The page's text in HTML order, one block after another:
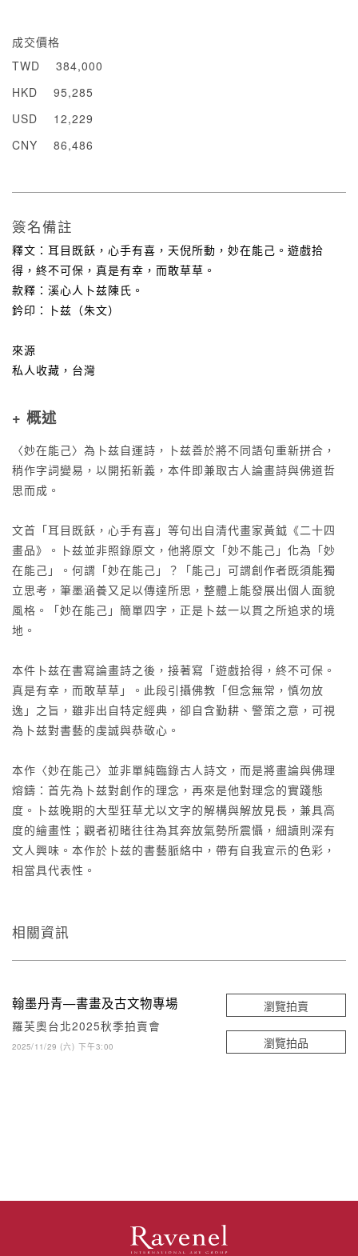
成交價格
TWD
384,000
HKD
95,285
USD
12,229
CNY
86,486
簽名備註
釋文：耳目既飫，心手有喜，天倪所動，妙在能己。遊戲拾
得，終不可保，真是有幸，而敢草草。
款釋：溪心人卜兹陳氏。
鈐印：卜兹（朱文）
來源
私人收藏，台灣
+ 概述
〈妙在能己〉為卜兹自運詩，卜兹善於將不同語句重新拼合，
稍作字詞變易，以開拓新義，本件即兼取古人論畫詩與佛道哲
思而成。
文首「耳目既飫，心手有喜」等句出自清代畫家黃鉞《二十四
畫品》。卜兹並非照錄原文，他將原文「妙不能己」化為「妙
在能己」。何謂「妙在能己」？「能己」可謂創作者既須能獨
立思考，筆墨涵養又足以傳達所思，整體上能發展出個人面貌
風格。「妙在能己」簡單四字，正是卜兹一以貫之所追求的境
地。
本件卜兹在書寫論畫詩之後，接著寫「遊戲拾得，終不可保。
真是有幸，而敢草草」。此段引攝佛教「但念無常，慎勿放
逸」之旨，雖非出自特定經典，卻自含勤耕、警策之意，可視
為卜兹對書藝的虔誠與恭敬心。
本作〈妙在能己〉並非單純臨錄古人詩文，而是將畫論與佛理
熔鑄：首先為卜兹對創作的理念，再來是他對理念的實踐態
度。卜兹晚期的大型狂草尤以文字的解構與解放見長，兼具高
度的繪畫性；觀者初睹往往為其奔放氣勢所震懾，細讀則深有
文人興味。本作於卜兹的書藝脈絡中，帶有自我宣示的色彩，
相當具代表性。
相關資訊
翰墨丹青—書畫及古文物專場
羅芙奧台北2025秋季拍賣會
2025/11/29 (六) 下午3:00
瀏覽拍賣
瀏覽拍品